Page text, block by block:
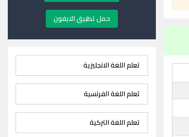
حمل تطبيق الايفون
تعلم اللغة الانجليزية
تعلم اللغة الفرنسية
تعلم اللغة التركية